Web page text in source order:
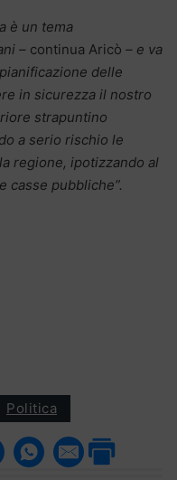
è un tema
– continua Aricò – e va
delle
in sicurezza il nostro
strapuntino
a serio rischio le
regione, ipotizzando al
casse pubbliche”.
Politica